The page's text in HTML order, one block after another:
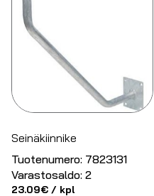
Seinäkiinnike
Tuotenumero: 7823131
Varastosaldo: 2
23.09€ / kpl